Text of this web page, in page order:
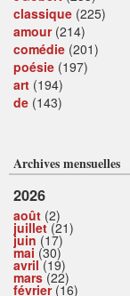
classique (225)
amour(214)
comédie (201)
poésie (197)
art (194)
de (143)
Archives mensuelles
2026
août (2)
juillet(21)
juin (17)
mai (30)
avril(19)
mars(22)
février(16)